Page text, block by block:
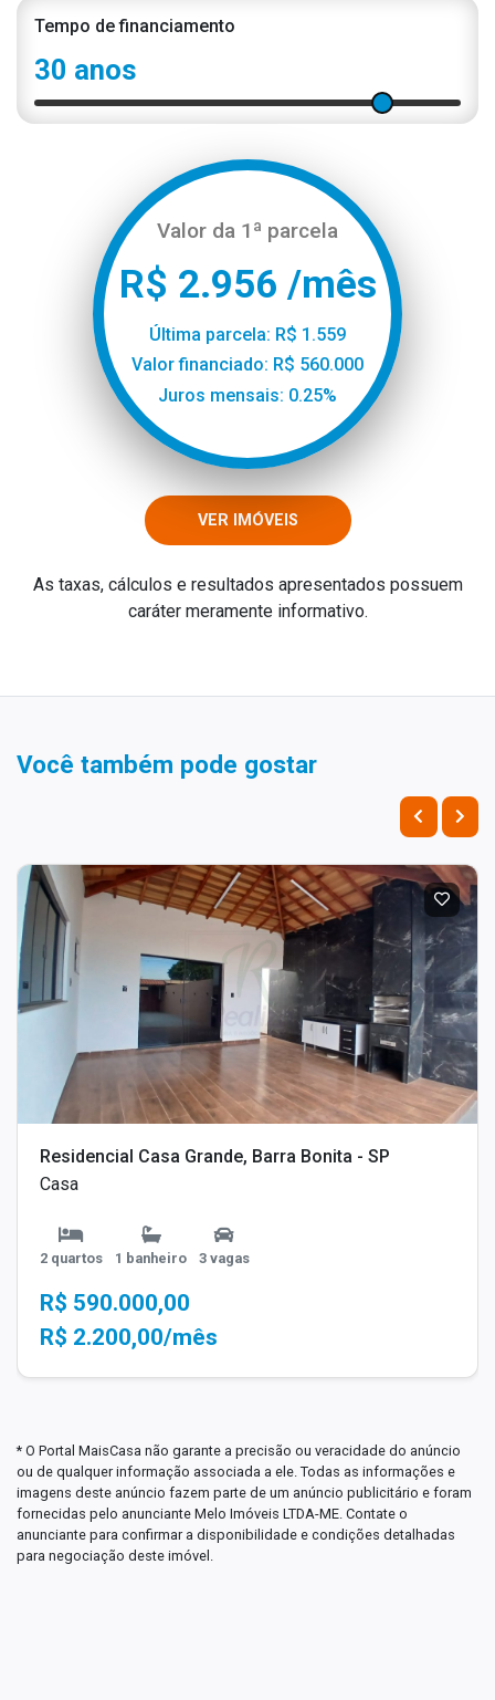
Tempo de financiamento
30 anos
Valor da 1ª parcela
R$ 2.956 /mês
Última parcela: R$ 1.559
Valor financiado: R$ 560.000
Juros mensais: 0.25%
VER IMÓVEIS
As taxas, cálculos e resultados apresentados possuem
caráter meramente informativo.
Você também pode gostar
Residencial Casa Grande, Barra Bonita - SP
Casa
2 quartos 1 banheiro 3 vagas
R$ 590.000,00
R$ 2.200,00/mês
* O Portal MaisCasa não garante a precisão ou veracidade do anúncio
ou de qualquer informação associada a ele. Todas as informações e
imagens deste anúncio fazem parte de um anúncio publicitário e foram
fornecidas pelo anunciante Melo Imóveis LTDA-ME. Contate o
anunciante para confirmar a disponibilidade e condições detalhadas
para negociação deste imóvel.